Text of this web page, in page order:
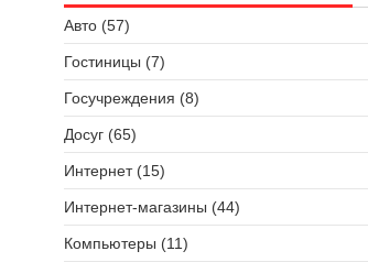
Авто (57)
Гостиницы (7)
Госучреждения (8)
Досуг (65)
Интернет (15)
Интернет-магазины (44)
Компьютеры (11)